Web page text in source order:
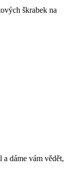
škrabek na
dáme vám vědět,